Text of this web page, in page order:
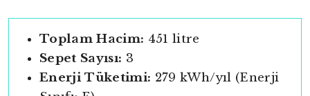
Toplam Hacim: 451 litre
Sepet Sayısı: 3
Enerji Tüketimi: 279 kWh/yıl (Enerji